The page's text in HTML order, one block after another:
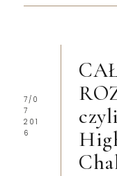
7/0
7
201
6